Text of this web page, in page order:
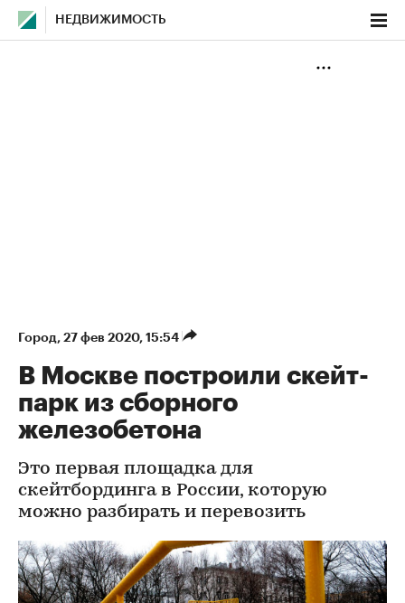
НЕДВИЖИМОСТЬ
Город⁠, 27 фев 2020, 15:54
В Москве построили скейт-
парк из сборного
железобетона
Это первая площадка для
скейтбординга в России, которую
можно разбирать и перевозить